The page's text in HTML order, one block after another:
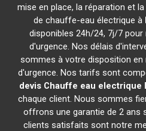
mise en place, la réparation et
de chauffe-eau électrique à
disponibles 24h/24, 7j/7
d'urgence. Nos délais
sommes à votre disposition en
d'urgence. Nos tarifs sont
devis Chauffe eau electrique
chaque client. Nous sommes
offrons une garantie de 2 ans
clients satisfaits sont notre